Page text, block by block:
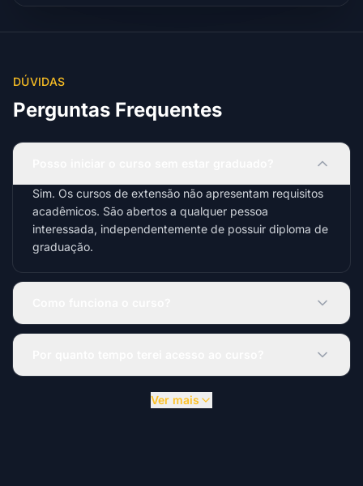
DÚVIDAS
Perguntas Frequentes
Sim. Os cursos de extensão não apresentam requisitos
acadêmicos. São abertos a qualquer pessoa
interessada, independentemente de possuir diploma de
graduação.
Ver mais